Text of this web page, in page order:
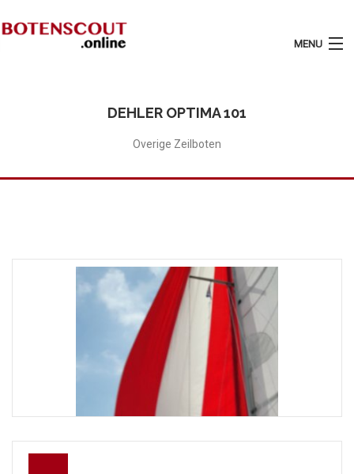
MENU
Plaats AdvertentieDEHLER OPTIMA 101
Overige Zeilboten